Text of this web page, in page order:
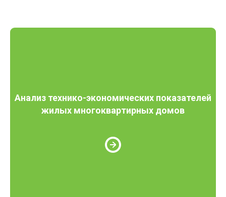
Анализ технико-экономических показателей
жилых многоквартирных домов